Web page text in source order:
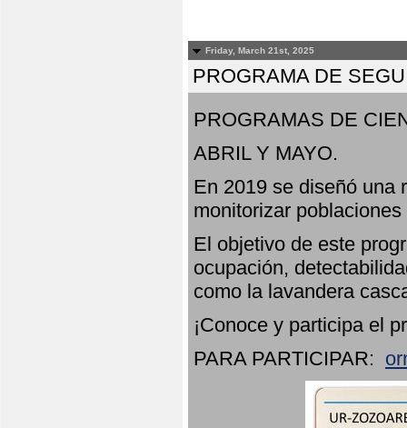
Friday, March 21st, 2025
PROGRAMA DE
PROGRAMAS DE
ABRIL Y MAYO.
En 2019 se diseñó una
monitorizar
El objetivo de este
ocupación,
como la lavandera
¡Conoce y participa el
PARA PARTICIPAR: